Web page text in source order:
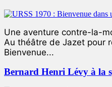
Une aventure contre-la-
Au théâtre de Jazet pour
Bienvenue...
Bernard Henri Lévy à la